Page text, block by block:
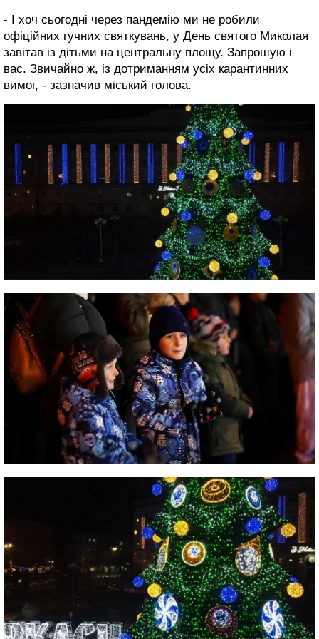
- І хоч сьогодні через пандемію ми не робили
офіційних гучних святкувань, у День святого Миколая
завітав із дітьми на центральну площу. Запрошую і
вас. Звичайно ж, із дотриманням усіх карантинних
вимог, - зазначив міський голова.